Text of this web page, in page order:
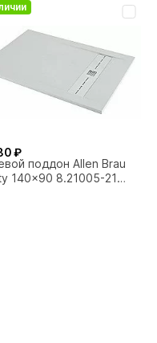
₽
поддон Allen Brau
140x90 8.21005-21